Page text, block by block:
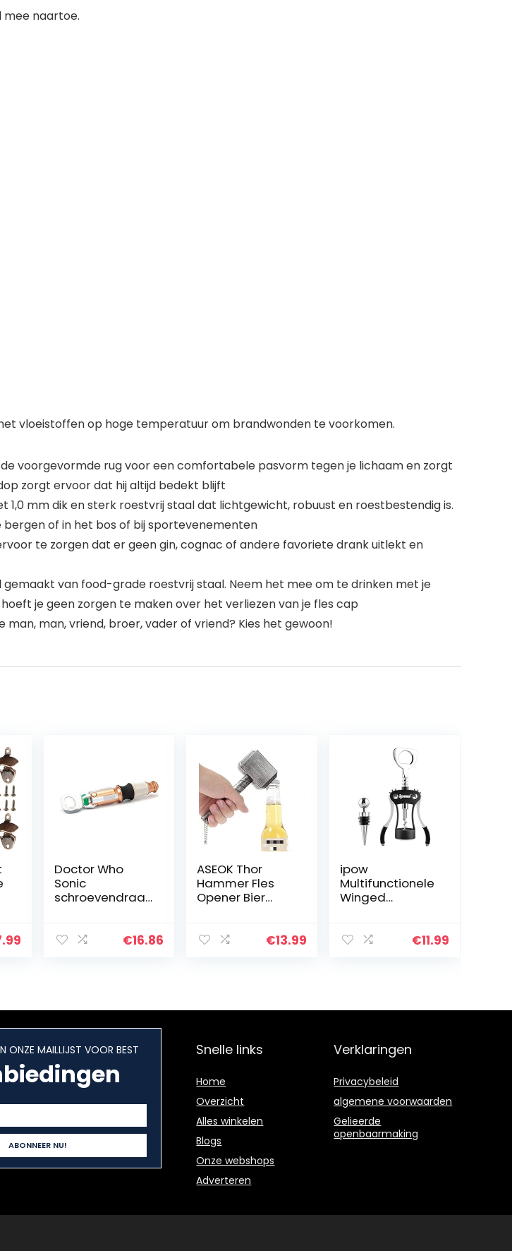
mee naartoe.
vloeistoffen op hoge temperatuur om brandwonden te voorkomen.
de voorgevormde rug voor een comfortabele pasvorm tegen je lichaam en zorgt
zorgt ervoor dat hij altijd bedekt blijft
mm dik en sterk roestvrij staal dat lichtgewicht, robuust en roestbestendig is.
of in het bos of bij sportevenementen
te zorgen dat er geen gin, cognac of andere favoriete drank uitlekt en
gemaakt van food-grade roestvrij staal. Neem het mee om te drinken met je
je geen zorgen te maken over het verliezen van je fles cap
man, man, vriend, broer, vader of vriend? Kies het gewoon!
Doctor Who
Sonic
schroevendraai
geluidseffecten
€16.86
ASEOK Thor
Hammer Fles
Opener Bier
Wijn Mjolnir
€13.99
ipow
Multifunctionele
Winged
kasplifter &
€11.99
ONZE MAILLIJST VOOR BEST Snelle links
Home
Overzicht
Alles winkelen
Blogs
Onze webshops
Adverteren
Verklaringen
Privacybeleid
algemene voorwaarden
Gelieerde
openbaarmaking